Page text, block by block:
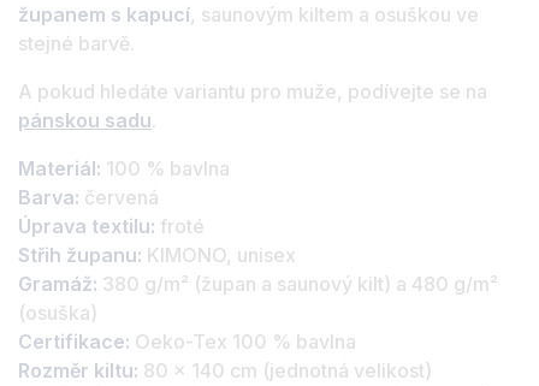
županem s kapucí, saunovým kiltem a osuškou ve
stejné barvě.
A pokud hledáte variantu pro muže, podívejte se na
pánskou sadu.
Materiál: 100 % bavlna
Barva: červená
Úprava textilu: froté
Střih županu: KIMONO, unisex
Gramáž: 380 g/m² (župan a saunový kilt) a 480 g/m²
(osuška)
Certifikace: Oeko-Tex 100 % bavlna
Rozměr kiltu: 80 × 140 cm (jednotná velikost)